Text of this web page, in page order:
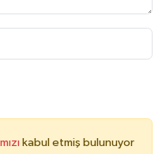
kabul etmiş bulunuyor